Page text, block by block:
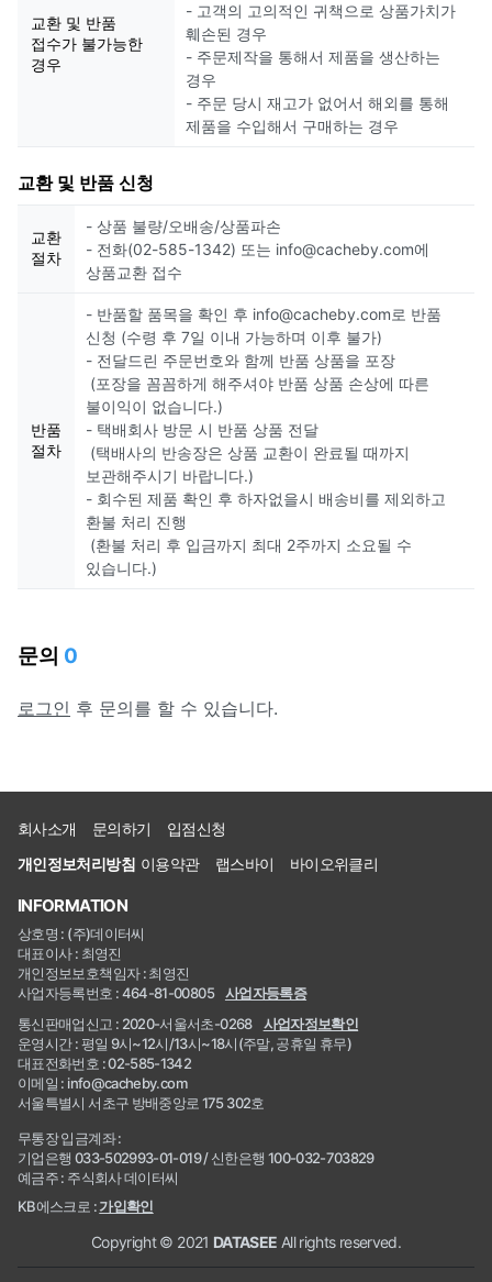
교환 및 반품
접수가 불가능한
경우
- 고객의 고의적인 귀책으로 상품가치가
훼손된 경우
- 주문제작을 통해서 제품을 생산하는
경우
- 주문 당시 재고가 없어서 해외를 통해
제품을 수입해서 구매하는 경우
교환 및 반품 신청
교환
절차
- 상품 불량/오배송/상품파손
- 전화(02-585-1342) 또는 info@cacheby.com에
상품교환 접수
반품
절차
- 반품할 품목을 확인 후 info@cacheby.com로 반품
신청 (수령 후 7일 이내 가능하며 이후 불가)
- 전달드린 주문번호와 함께 반품 상품을 포장
(포장을 꼼꼼하게 해주셔야 반품 상품 손상에 따른
불이익이 없습니다.)
- 택배회사 방문 시 반품 상품 전달
(택배사의 반송장은 상품 교환이 완료될 때까지
보관해주시기 바랍니다.)
- 회수된 제품 확인 후 하자없을시 배송비를 제외하고
환불 처리 진행
(환불 처리 후 입금까지 최대 2주까지 소요될 수
있습니다.)
문의 0
로그인 후 문의를 할 수 있습니다.
회사소개 문의하기
입점신청
개인정보처리방침 이용약관 랩스바이 바이오위클리
INFORMATION
상호명 : (주)데이터씨
대표이사 : 최영진
개인정보보호책임자 : 최영진
사업자등록번호 : 464-81-00805
사업자등록증
통신판매업신고 : 2020-서울서초-0268
사업자정보확인
운영시간 : 평일 9시~12시/13시~18시(주말, 공휴일 휴무)
대표전화번호 : 02-585-1342
이메일 : info@cacheby.com
서울특별시 서초구 방배중앙로 175 302호
무통장 입금계좌 :
기업은행 033-502993-01-019 / 신한은행 100-032-703829
예금주 : 주식회사 데이터씨
KB에스크로 :가입확인
Copyright © 2021 DATASEE All rights reserved.